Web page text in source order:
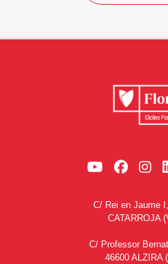
C/ Rei en Jaume
CATARROJA
C/ Professor
46600 ALZIRA